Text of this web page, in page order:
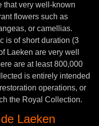
that very well-known
flowers such as
or camellias.
is of short duration (3
Laeken are very well
are at least 800,000
is entirely intended
operations, or
the Royal Collection.
Laeken